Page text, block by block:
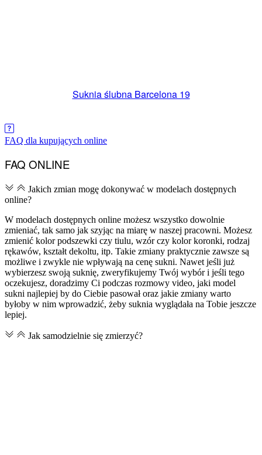
Suknia ślubna Barcelona 19
FAQ dla kupujących online
FAQ ONLINE
Jakich zmian mogę dokonywać w modelach dostępnych
online?
W modelach dostępnych online możesz wszystko dowolnie
zmieniać, tak samo jak szyjąc na miarę w naszej pracowni. Możesz
zmienić kolor podszewki czy tiulu, wzór czy kolor koronki, rodzaj
rękawów, kształt dekoltu, itp. Takie zmiany praktycznie zawsze są
możliwe i zwykle nie wpływają na cenę sukni. Nawet jeśli już
wybierzesz swoją suknię, zweryfikujemy Twój wybór i jeśli tego
oczekujesz, doradzimy Ci podczas rozmowy video, jaki model
sukni najlepiej by do Ciebie pasował oraz jakie zmiany warto
byłoby w nim wprowadzić, żeby suknia wyglądała na Tobie jeszcze
lepiej.
Jak samodzielnie się zmierzyć?